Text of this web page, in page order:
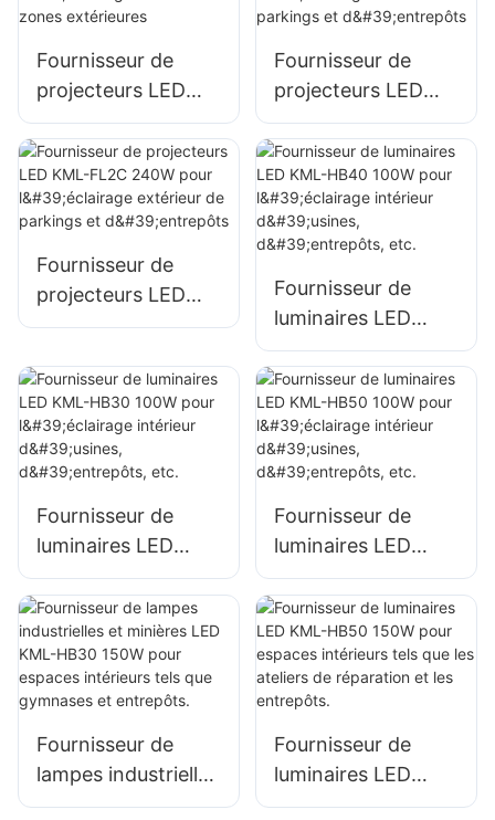
grandes enseignes.
grandes enseignes.
Fournisseur de
projecteurs LED
KML-FL2C 150W
pour l'éclairage
mural et de zones
extérieures
Fournisseur de
projecteurs LED
KML-FL2C 200W
pour l'éclairage
extérieur de
parkings et
d'entrepôts
Fournisseur de
projecteurs LED
KML-FL2C 240W
extérieur de
parkings et
d'entrepôts
Fournisseur de
luminaires LED
KML-HB40 100W
pour l'éclairage
intérieur d'usines,
d'entrepôts, etc.
Fournisseur de
luminaires LED
KML-HB30 100W
pour l'éclairage
intérieur d'usines,
d'entrepôts, etc.
Fournisseur de
luminaires LED
KML-HB50 100W
pour l'éclairage
intérieur d'usines,
d'entrepôts, etc.
Fournisseur de
lampes industrielles
et minières LED
Fournisseur de
luminaires LED
KML-HB50 150W